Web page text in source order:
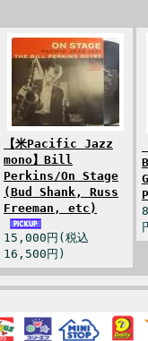
【米Pacific Jazz
mono】Bill
Perkins/On Stage
(Bud Shank, Russ
Freeman, etc)
15,000円(税込
16,500円)